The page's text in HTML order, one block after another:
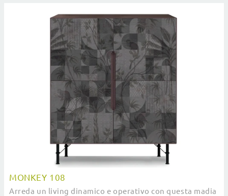
MONKEY 108
Arreda un living dinamico e operativo con questa madia